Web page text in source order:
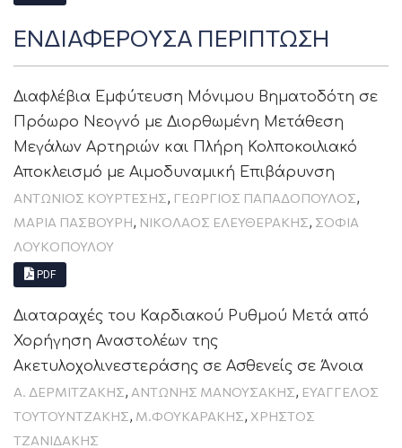
ΕΝΔΙΑΦΕΡΟΥΣΑ ΠΕΡΙΠΤΩΣΗ
Διαφλέβια Εμφύτευση Μόνιμου Βηματοδότη σε
Πρόωρο Νεογνό με Διορθωμένη Μετάθεση
Μεγάλων Αρτηριών και Πλήρη Κολποκοιλιακό
Αποκλεισμό με Αιμοδυναμική Επιβάρυνση
ΑΝΤΩΝΙΟΣ ΚΟΥΡΤΕΣΗΣ, ΓΕΩΡΓΙΟΣ ΠΑΠΑΔΟΠΟΥΛΟΣ,
ΜΑΡΙΑ ΠΑΣΒΟΥΡΗ, ΝΙΚΌΛΑΟΣ ΕΛΕΥΘΕΡΆΚΗΣ, ΣΟΦΙΑ
ΛΟΥΚΟΠΟΥΛΟΥ
PDF
Διαταραχές του Καρδιακού Ρυθμού Μετά από
Χορήγηση Αναστολέων της
Ακετυλοχολινεστεράσης σε Ασθενείς σε Άνοια
Α. ΔΕΡΜΙΤΖΆΚΗΣ, ΑΝΤΩΝΗΣ ΜΑΝΟΥΣΑΚΗΣ, ΕΥΑΓΓΕΛΟΣ
ΤΟΥΤΟΥΝΤΖΑΚΗΣ, Μ.ΦΟΥΚΑΡΆΚΗΣ, ΧΡΗΣΤΟΣ
ΤΖΑΝΙΔΑΚΗΣ